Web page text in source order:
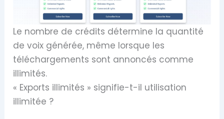
Le nombre de crédits détermine la quantité
de voix générée, même lorsque les
téléchargements sont annoncés comme
illimités.
« Exports illimités » signifie-t-il utilisation
illimitée ?